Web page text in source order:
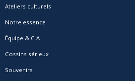
Ateliers culturels
Notre essence
Équipe & C.A
Cossins sérieux
Souvenirs